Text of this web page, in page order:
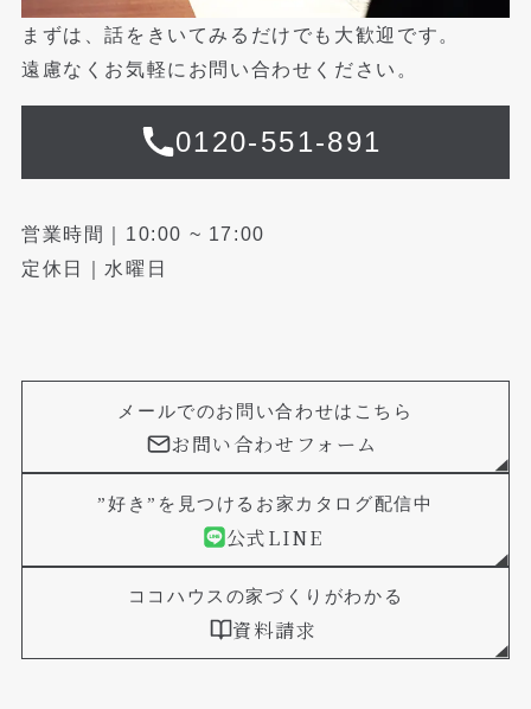
まずは、話をきいてみるだけでも大歓迎です。
遠慮なくお気軽にお問い合わせください。
0120-551-891
営業時間｜10:00 ~ 17:00
定休日｜水曜日
メールでのお問い合わせはこちら
お問い合わせフォーム
”好き”を見つけるお家カタログ配信中
公式LINE
ココハウスの家づくりがわかる
資料請求